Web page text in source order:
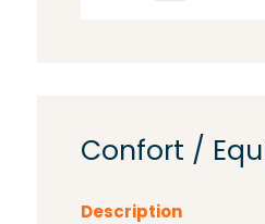
Confort /
Description